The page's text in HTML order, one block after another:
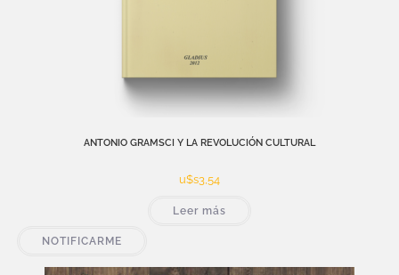
ANTONIO GRAMSCI Y LA REVOLUCIÓN CULTURAL
u$s3,54
Leer más
NOTIFICARME